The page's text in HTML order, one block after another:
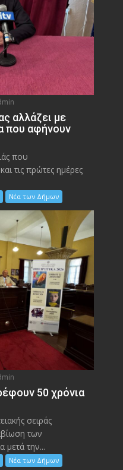
αλλάζει με
που αφήνουν
που
τις πρώτες ημέρες
Νέα των Δήμων
50 χρόνια
σειράς
των
μετά την...
Νέα των Δήμων